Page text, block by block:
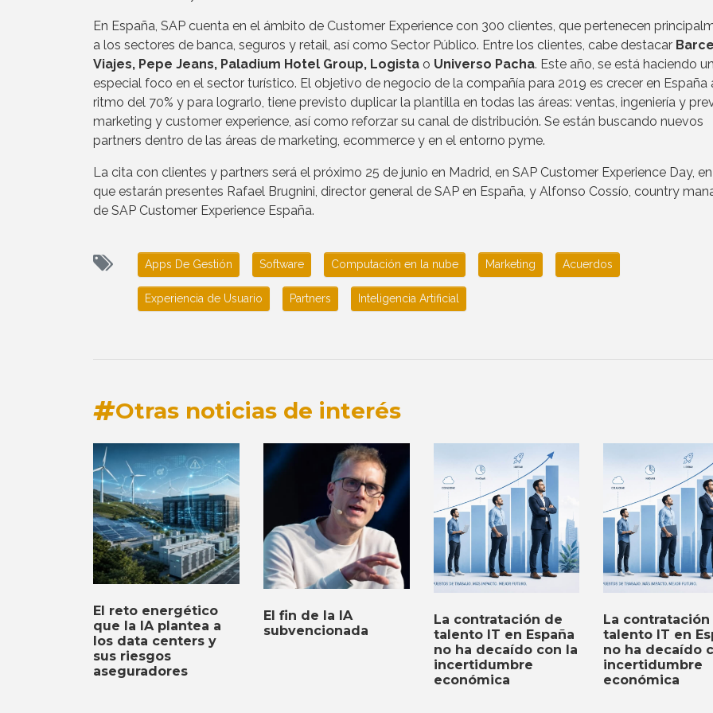
En España, SAP cuenta en el ámbito de Customer Experience con 300 clientes, que pertenecen
a los sectores de banca, seguros y retail, así como Sector Público. Entre los clientes, cabe destacar
Viajes, Pepe Jeans, Paladium Hotel Group, Logista o Universo Pacha. Este año, se está haciendo un
especial foco en el sector turístico. El objetivo de negocio de la compañía para 2019 es crecer en España
ritmo del 70% y para lograrlo, tiene previsto duplicar la plantilla en todas las áreas: ventas, ingeniería y
marketing y customer experience, así como reforzar su canal de distribución. Se están buscando nuevos
partners dentro de las áreas de marketing, ecommerce y en el entorno pyme.
La cita con clientes y partners será el próximo 25 de junio en Madrid, en SAP Customer Experience Day,
que estarán presentes Rafael Brugnini, director general de SAP en España, y Alfonso Cossío, country
de SAP Customer Experience España.
Apps De Gestión Software Computación en la nube Marketing Acuerdos
Experiencia de Usuario Partners Inteligencia Artificial
Otras noticias de interés
El reto energético
que la IA plantea a
los data centers y
sus riesgos
aseguradores
El fin de la IA
subvencionada
La contratación de
talento IT en España
no ha decaído con la
incertidumbre
económica
La contratación
talento IT en
no ha decaído
incertidumbre
económica